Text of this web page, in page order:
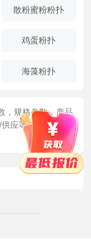
散粉蜜粉粉扑
鸡蛋粉扑
海藻粉扑
，规格参数，产品
应等信息您还可